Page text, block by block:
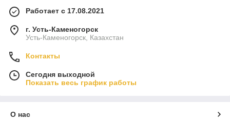
Работает с 17.08.2021
г. Усть-Каменогорск
Усть-Каменогорск, Казахстан
Контакты
Сегодня выходной
Показать весь график работы
О нас